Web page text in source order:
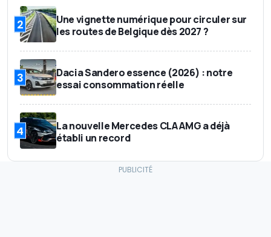
2
Une vignette numérique pour circuler sur
les routes de Belgique dès 2027 ?
3
Dacia Sandero essence (2026) : notre
essai consommation réelle
4
La nouvelle Mercedes CLA AMG a déjà
établi un record